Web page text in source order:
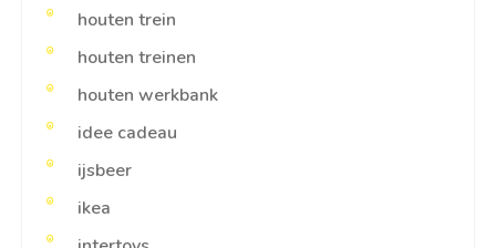
houten trein
houten treinen
houten werkbank
idee cadeau
ijsbeer
ikea